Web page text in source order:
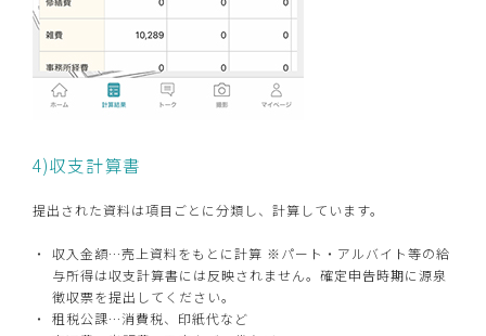
4)収支計算書
提出された資料は項目ごとに分類し、計算しています。
収入金額…売上資料をもとに計算 ※パート・アルバイト等の給
与所得は収支計算書には反映されません。確定申告時期に源泉
徴収票を提出してください。
租税公課…消費税、印紙代など